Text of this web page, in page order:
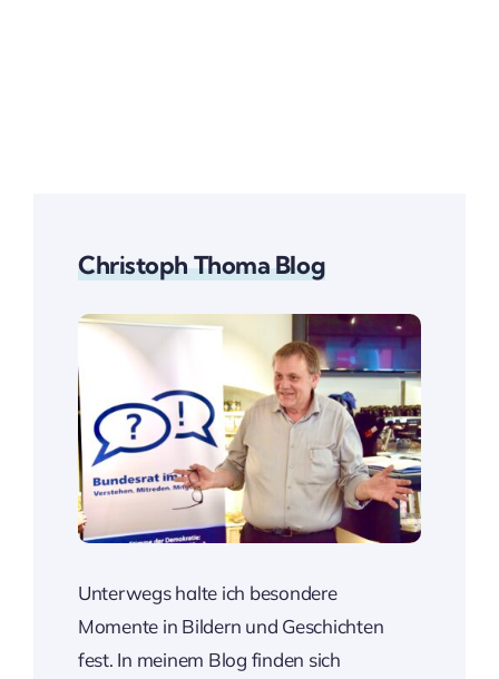
Christoph Thoma Blog
Unterwegs halte ich besondere
Momente in Bildern und Geschichten
fest. In meinem Blog finden sich